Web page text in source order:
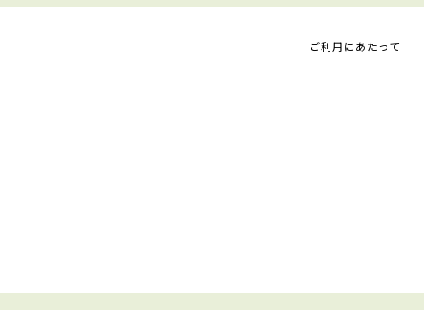
ご利用にあたって